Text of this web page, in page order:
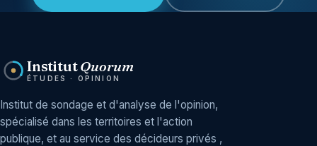
InstitutQuorum
ÉTUDES · OPINION
Institut de sondage et d'analyse de l'opinion,
spécialisé dans les territoires et l'action
publique, et au service des décideurs privés ,